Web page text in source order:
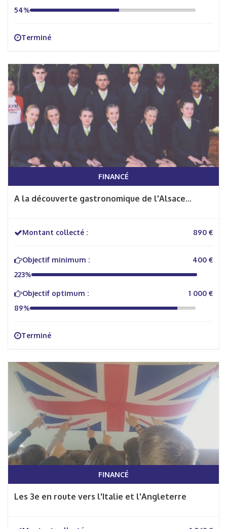
54%
Terminé
FINANCÉ
A la découverte gastronomique de l'Alsace...
Montant collecté : 890 €
Objectif minimum :
400 €
223%
Objectif optimum :
1 000 €
89%
Terminé
FINANCÉ
Les 3e en route vers l'Italie et l'Angleterre